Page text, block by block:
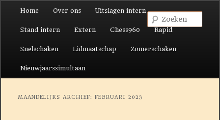
Spring naar de primaire inhoud
Spring naar de secundaire inhoud
Home Over ons Uitslagen intern
Stand intern Extern Chess960 Rapid
Snelschaken Lidmaatschap Zomerschaken
Nieuwjaarssimultaan
MAANDELIJKS ARCHIEF: FEBRUARI 2023